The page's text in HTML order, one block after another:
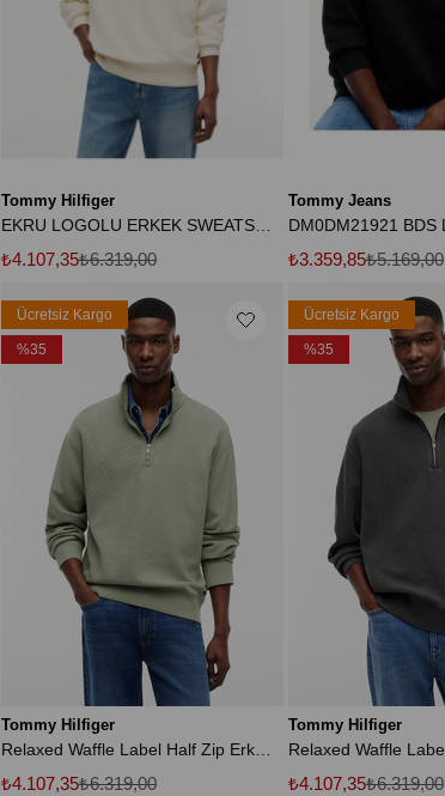
Tommy Hilfiger
EKRU LOGOLU ERKEK SWEATSHIRT
₺4.107,35₺6.319,00
Tommy Jeans
₺3.359,85₺5.169,00
Tommy Hilfiger
Relaxed Waffle Label Half Zip Erkek Yeşil Sweatshirt
₺4.107,35₺6.319,00
Ücretsiz Kargo
%35
Tommy Hilfiger
₺4.107,35₺6.319,00
Ücretsiz Kargo
%35